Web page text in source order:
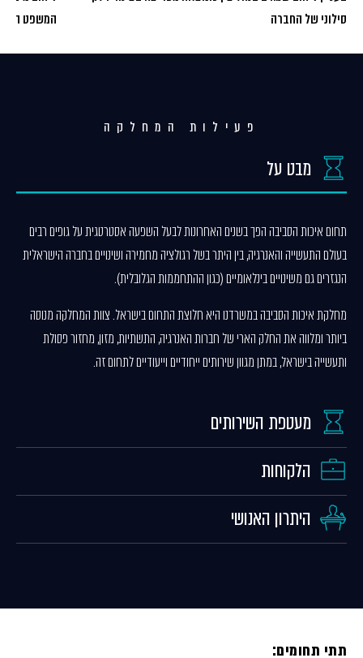
סילוני של החברה
המשפט
פעילות המחלקה
מבט על
תחום איכות הסביבה הפך בשנים האחרונות לבעל השפעה אסטרטגית על גופים רבים
בעולם התעשייה והאנרגיה, בין היתר בשל רגולציה מחמירה ושינויים בחברה הישראלית
הנגזרים גם משינויים בינלאומיים (כגון ההתחממות הגלובלית).
מחלקת איכות הסביבה במשרדנו היא חלוצת התחום בישראל. צוות המחלקה מנוסה
ביותר ומלווה את החלק הארי של חברות האנרגיה, התשתיות, מזון, מחזור פסולת
ותעשייה בישראל, במתן מגוון שירותים ייחודיים וייעודיים לתחום זה.
מעטפת השירותים
הלקוחות
היתרון האנושי
תתי תחומים: